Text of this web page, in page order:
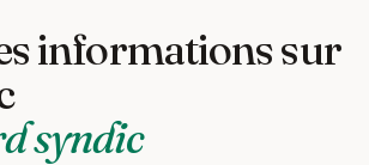
informations sur
syndic